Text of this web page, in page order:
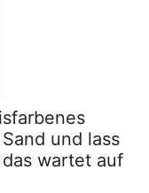
und lass
wartet auf